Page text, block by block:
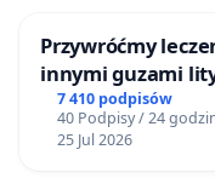
Przywróćmy
innymi guzami
Centrum
7 410 podpisów
40 Podpisy / 24
25 Jul 2026